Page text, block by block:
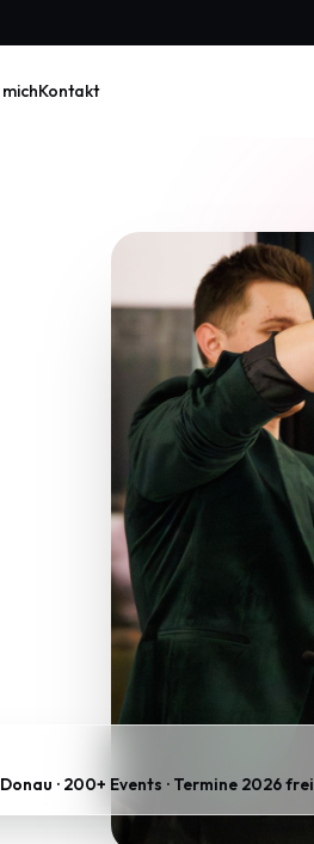
Kontakt
· 200+ Events · Termine 2026 frei